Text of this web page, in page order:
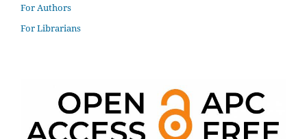
For Authors
For Librarians